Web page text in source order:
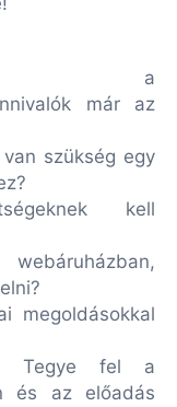
a
már az
szükség egy
kell
megoldásokkal
Tegye fel a
és az előadás